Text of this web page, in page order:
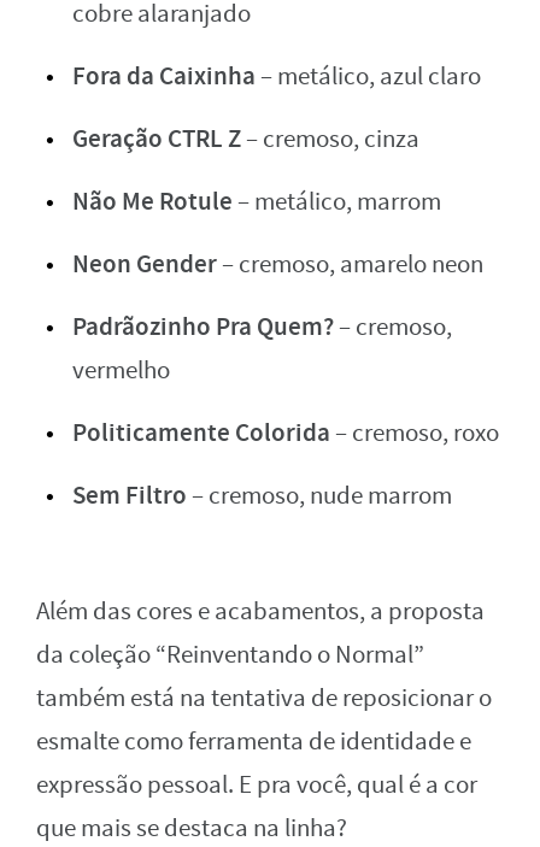
cobre alaranjado
Fora da Caixinha– metálico, azul claro
Geração CTRL Z– cremoso, cinza
Não Me Rotule– metálico, marrom
Neon Gender– cremoso, amarelo neon
Padrãozinho Pra Quem?– cremoso,
vermelho
Politicamente Colorida– cremoso, roxo
Sem Filtro– cremoso, nude marrom
Além das cores e acabamentos, a proposta
da coleção “Reinventando o Normal”
também está na tentativa de reposicionar o
esmalte como ferramenta de identidade e
expressão pessoal. E pra você, qual é a cor
que mais se destaca na linha?